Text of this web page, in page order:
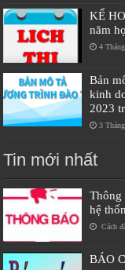
KẾ
năm
4
Bản
kinh
2023
3
Tin mới nhất
Thông
hệ
Cách
BÁO